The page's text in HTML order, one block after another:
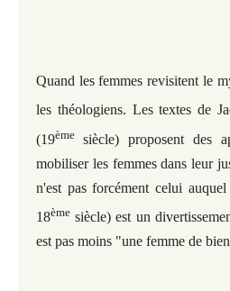
Quand les femmes revisitent le
les théologiens. Les textes de
(19ème siècle) proposent des
mobiliser les femmes dans leur
n'est pas forcément celui
18ème siècle) est un
est pas moins "une femme de